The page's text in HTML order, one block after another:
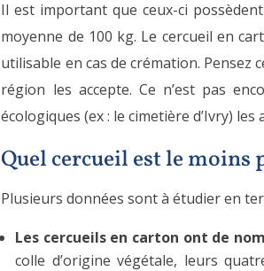
Il est important que ceux-ci
moyenne de 100 kg. Le cercueil en
utilisable en cas de crémation.
région les accepte. Ce n’est pas
écologiques (ex : le cimetière d’Ivry) les
Quel cercueil est le moins
Plusieurs données sont à étudier en
Les cercueils en carton ont de
colle d’origine végétale, leurs